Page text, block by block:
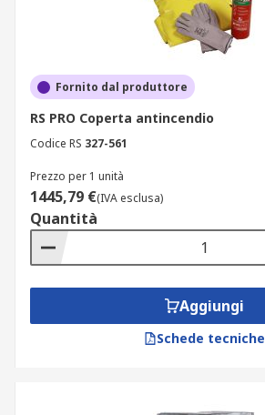
Fornito dal produttore
RS PRO Coperta antincendio
Codice RS 327-561
Prezzo per 1 unità
1445,79 €(IVA esclusa)
Quantità
Aggiungi
Schede tecniche